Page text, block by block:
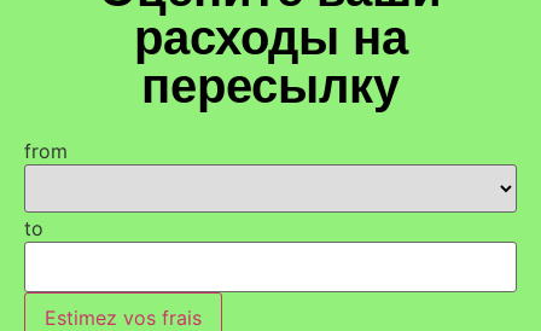
расходы на
пересылку
from
to
Estimez vos frais